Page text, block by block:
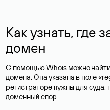
Как узнать, где
домен
С помощью Whois можно
домена. Она указана в поле
регистраторе нужны для суда,
доменный спор.